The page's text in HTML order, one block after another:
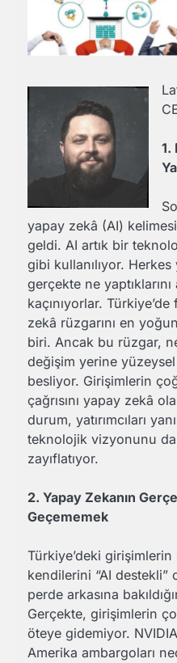
1.
yapay zekâ (AI)
geldi. AI artık bir
gibi kullanılıyor.
gerçekte ne yaptıklarını
kaçınıyorlar.
zekâ rüzgarını en
biri. Ancak bu rüzgar,
değişim yerine yüzeysel
besliyor. Girişimlerin
çağrısını yapay zekâ
durum, yatırımcıları
teknolojik vizyonunu
zayıflatıyor.
2. Yapay Zekanın
Geçememek
Türkiye’deki girişimlerin
kendilerini “AI destekli”
perde arkasına
Gerçekte, girişimlerin
öteye gidemiyor. NVIDIA
Amerika ambargoları